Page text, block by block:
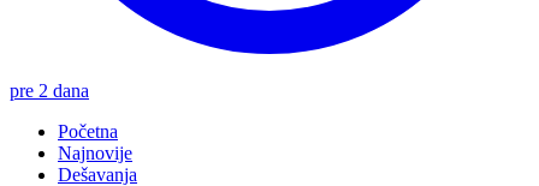
pre 2 dana
Početna
Najnovije
Dešavanja